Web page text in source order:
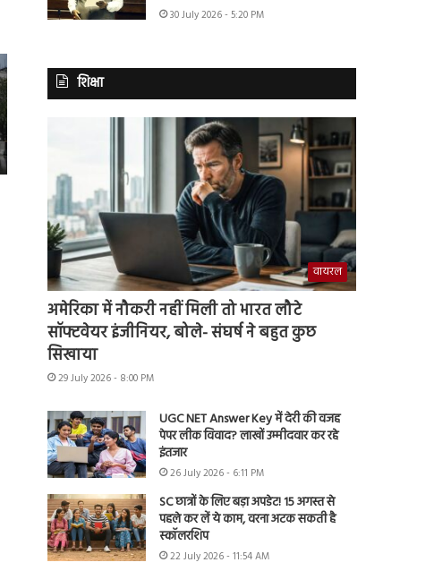
30 July 2026 - 5:20 PM
शिक्षा
वायरल
अमेरिका में नौकरी नहीं मिली तो भारत लौटे
सॉफ्टवेयर इंजीनियर, बोले- संघर्ष ने बहुत कुछ
सिखाया
29 July 2026 - 8:00 PM
UGC NET Answer Key में देरी की वजह
पेपर लीक विवाद? लाखों उम्मीदवार कर रहे
इंतजार
26 July 2026 - 6:11 PM
SC छात्रों के लिए बड़ा अपडेट! 15 अगस्त से
पहले कर लें ये काम, वरना अटक सकती है
स्कॉलरशिप
22 July 2026 - 11:54 AM